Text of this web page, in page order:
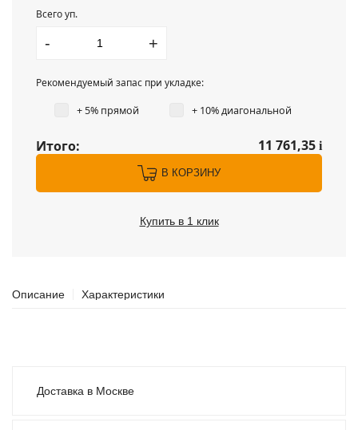
Всего уп.
- +
Рекомендуемый запас при укладке:
+ 5% прямой + 10% диагональной
Итого: 11 761,35 i
В КОРЗИНУ
Купить в 1 клик
Описание Характеристики
Доставка в Москве